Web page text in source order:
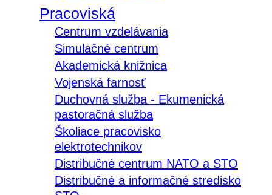
Pracoviská
Centrum vzdelávania
Simulačné centrum
Akademická knižnica
Vojenská farnosť
Duchovná služba - Ekumenická
pastoračná služba
Školiace pracovisko
elektrotechnikov
Distribučné centrum NATO a STO
Distribučné a informačné stredisko